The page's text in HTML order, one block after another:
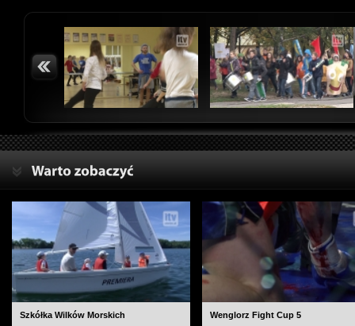
Szkółka Wilków Morskich Wenglorz Fight Cup 5